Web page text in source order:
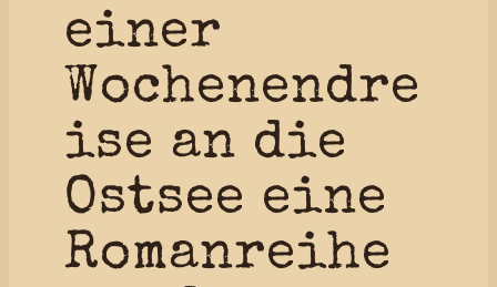
einer
Wochenendre
ise an die
Ostsee eine
Romanreihe